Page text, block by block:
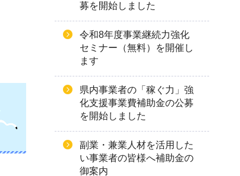
募を開始しました
令和8年度事業継続力強化
セミナー（無料）を開催し
ます
県内事業者の「稼ぐ力」強
化支援事業費補助金の公募
を開始しました
副業・兼業人材を活用した
い事業者の皆様へ補助金の
御案内